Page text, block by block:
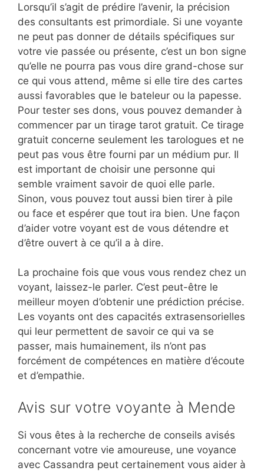
Lorsqu’il s’agit de prédire l’avenir, la précision
des consultants est primordiale. Si une voyante
ne peut pas donner de détails spécifiques sur
votre vie passée ou présente, c’est un bon signe
qu’elle ne pourra pas vous dire grand-chose sur
ce qui vous attend, même si elle tire des cartes
aussi favorables que le bateleur ou la papesse.
Pour tester ses dons, vous pouvez demander à
commencer par un tirage tarot gratuit. Ce tirage
gratuit concerne seulement les tarologues et ne
peut pas vous être fourni par un médium pur. Il
est important de choisir une personne qui
semble vraiment savoir de quoi elle parle.
Sinon, vous pouvez tout aussi bien tirer à pile
ou face et espérer que tout ira bien. Une façon
d’aider votre voyant est de vous détendre et
d’être ouvert à ce qu’il a à dire.
La prochaine fois que vous vous rendez chez un
voyant, laissez-le parler. C’est peut-être le
meilleur moyen d’obtenir une prédiction précise.
Les voyants ont des capacités extrasensorielles
qui leur permettent de savoir ce qui va se
passer, mais humainement, ils n’ont pas
forcément de compétences en matière d’écoute
et d’empathie.
Avis sur votre voyante à Mende
Si vous êtes à la recherche de conseils avisés
concernant votre vie amoureuse, une voyance
avec Cassandra peut certainement vous aider à